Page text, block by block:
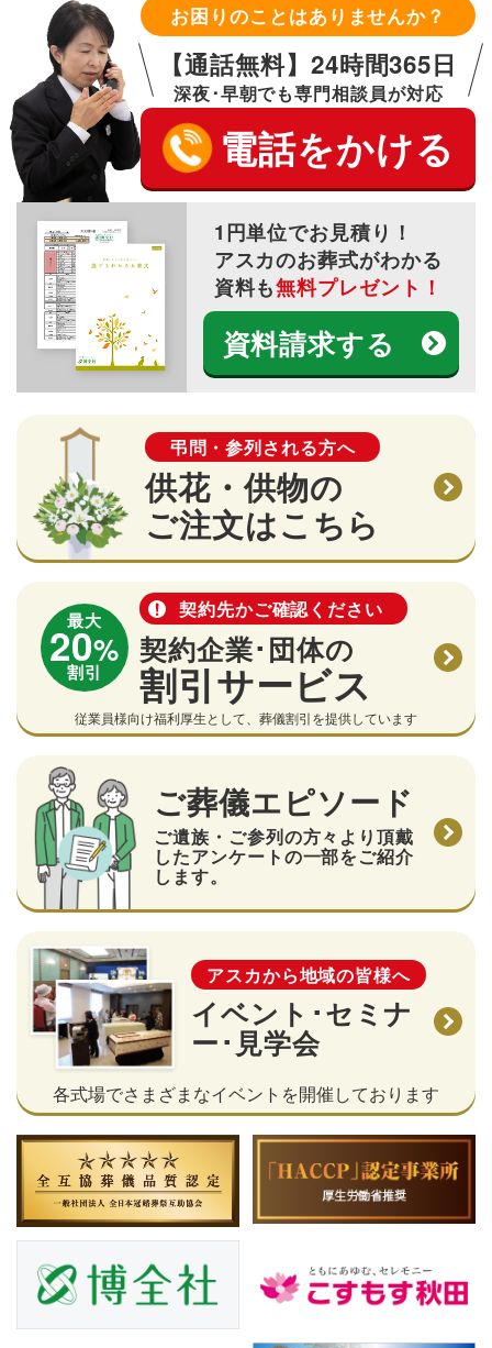
お困りのことはありませんか？
【通話無料】24時間365日
深夜･早朝でも専門相談員が対応
電話をかける
1円単位でお見積り！
アスカのお葬式がわかる
資料も無料プレゼント！
資料請求する
弔問・参列される方へ
供花・供物の
ご注文はこちら
最大
20%
割引
契約先かご確認ください
契約企業･団体の
割引サービス
従業員様向け福利厚生として、葬儀割引を提供しています
ご葬儀エピソード
ご遺族・ご参列の方々より頂戴
したアンケートの一部をご紹介
します。
アスカから地域の皆様へ
イベント･セミナ
ー･見学会
各式場でさまざまなイベントを開催しております